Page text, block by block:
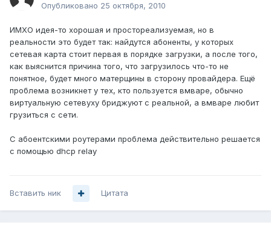
Опубликовано 25 октября, 2010
ИМХО идея-то хорошая и простореализуемая, но в
реальности это будет так: найдутся абоненты, у которых
сетевая карта стоит первая в порядке загрузки, а после того,
как выяснится причина того, что загрузилось что-то не
понятное, будет много матерщины в сторону провайдера. Ещё
проблема возникнет у тех, кто пользуется вмваре, обычно
виртуальную сетевуху бриджуют с реальной, а вмваре любит
грузиться с сети.
С абоентскими роутерами проблема действительно решается
с помощью dhcp relay
Вставить ник Цитата